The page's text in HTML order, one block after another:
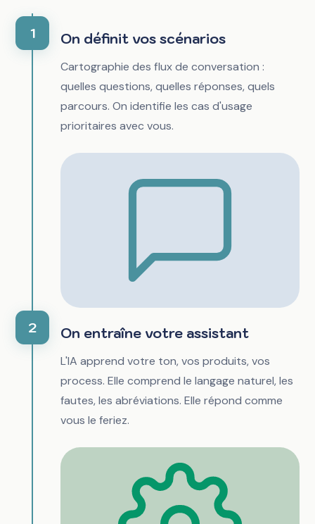
On définit vos scénarios
Cartographie des flux de conversation :
quelles questions, quelles réponses, quels
parcours. On identifie les cas d'usage
prioritaires avec vous.
1
On entraîne votre assistant
L'IA apprend votre ton, vos produits, vos
process. Elle comprend le langage naturel, les
fautes, les abréviations. Elle répond comme
vous le feriez.
2